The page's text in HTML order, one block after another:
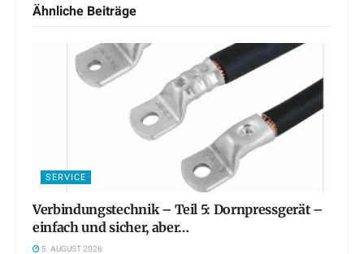
Ähnliche Beiträge
SERVICE
Verbindungstechnik – Teil 5: Dornpressgerät –
einfach und sicher, aber…
5. AUGUST 2026